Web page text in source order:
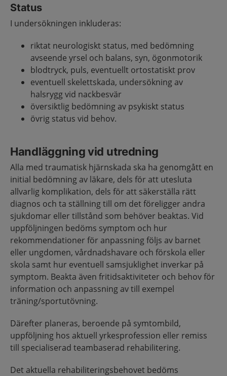
Status
I undersökningen inkluderas:
riktat neurologiskt status, med bedömning
avseende yrsel och balans, syn, ögonmotorik
blodtryck, puls, eventuellt ortostatiskt prov
eventuell skelettskada, undersökning av
halsrygg vid nackbesvär
översiktlig bedömning av psykiskt status
övrig status vid behov.
Handläggning vid utredning
Alla med traumatisk hjärnskada ska ha genomgått en
initial bedömning av läkare, dels för att utesluta
allvarlig komplikation, dels för att säkerställa rätt
diagnos och ta ställning till om det föreligger andra
sjukdomar eller tillstånd som behöver beaktas. Vid
uppföljningen bedöms symptom och hur
rekommendationer för anpassning följs av barnet
eller ungdomen, vårdnadshavare och förskola eller
skola samt hur eventuell samsjuklighet inverkar på
symptom. Beakta även fritidsaktiviteter och behov för
information och anpassning av till exempel
träning/sportutövning.
Därefter planeras, beroende på symtombild,
uppföljning hos aktuell yrkesprofession eller remiss
till specialiserad teambaserad rehabilitering.
Det aktuella rehabiliteringsbehovet bedöms